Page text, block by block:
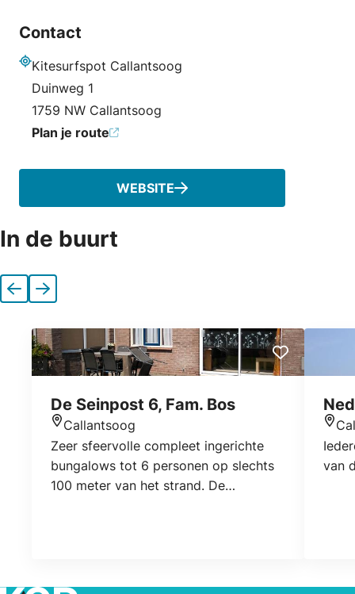
Contact
Kitesurfspot Callantsoog
Duinweg 1
1759 NW Callantsoog
Plan je route
WEBSITE
In de buurt
VorigeVolgende
De Seinpost 6, Fam. Bos
Locatie
Callantsoog
Zeer sfeervolle compleet ingerichte
bungalows tot 6 personen op slechts
100 meter van het strand. De
waar altijd leven is het hele jaar door.
van